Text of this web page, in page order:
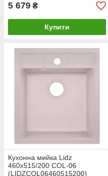
5 679 ₴
Купити
Кухонна мийка Lidz
460х515/200 COL-06
(LIDZCOL06460515200)